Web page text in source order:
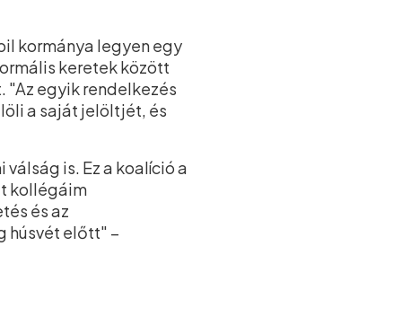
kormánya legyen egy
keretek között
egyik rendelkezés
a saját jelöltjét, és
is. Ez a koalíció a
kollégáim
és az
húsvét előtt" –